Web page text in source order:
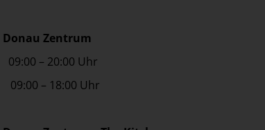
Zentrum
– 20:00 Uhr
18:00 Uhr